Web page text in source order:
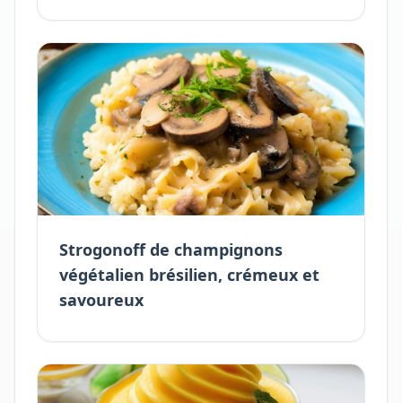
Strogonoff de champignons
végétalien brésilien, crémeux et
savoureux